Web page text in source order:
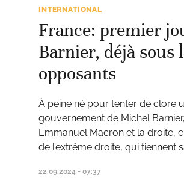
INTERNATIONAL
France: premier
Barnier, déjà sous
opposants
À peine né pour tenter de clore
gouvernement de Michel
Emmanuel Macron et la droite,
de l’extrême droite, qui tiennent
22.09.2024 - 07:37